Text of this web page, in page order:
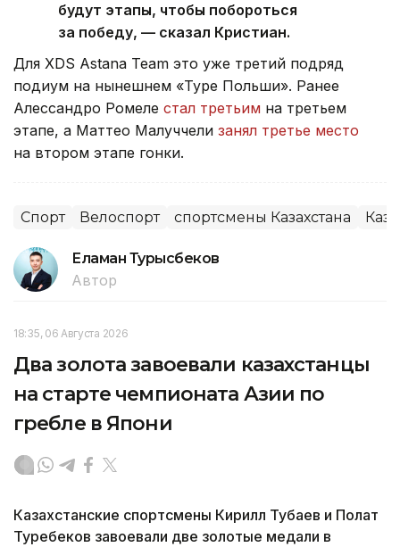
будут этапы, чтобы побороться
за победу, — сказал Кристиан.
Для XDS Astana Team это уже третий подряд
подиум на нынешнем «Туре Польши». Ранее
Алессандро Ромеле стал третьим на третьем
этапе, а Маттео Малуччели занял третье место
на втором этапе гонки.
Спорт Велоспорт спортсмены Казахстана
Еламан Турысбеков
Автор
18:35, 06 Августа 2026
Два золота завоевали казахстанцы
на старте чемпионата Азии по
гребле в Япони
Казахстанские спортсмены Кирилл Тубаев и Полат
Туребеков завоевали две золотые медали в